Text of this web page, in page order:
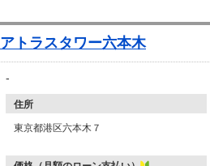
アトラスタワー六本木
-
住所
東京都港区六本木７